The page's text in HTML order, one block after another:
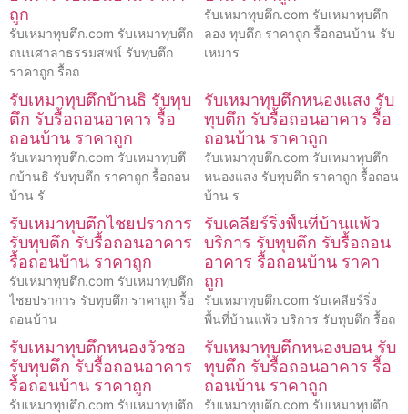
ถูก
รับเหมาทุบตึก.com รับเหมาทุบตึก
ถนนศาลาธรรมสพน์ รับทุบตึก
ราคาถูก รื้อถ
รับเหมาทุบตึก.com รับเหมาทุบตึก
ลอง ทุบตึก ราคาถูก รื้อถอนบ้าน รับ
เหมาร
รับเหมาทุบตึกบ้านธิ รับทุบ
ตึก รับรื้อถอนอาคาร รื้อ
ถอนบ้าน ราคาถูก
รับเหมาทุบตึก.com รับเหมาทุบตึ
กบ้านธิ รับทุบตึก ราคาถูก รื้อถอน
บ้าน รั
รับเหมาทุบตึกหนองแสง รับ
ทุบตึก รับรื้อถอนอาคาร รื้อ
ถอนบ้าน ราคาถูก
รับเหมาทุบตึก.com รับเหมาทุบตึก
หนองแสง รับทุบตึก ราคาถูก รื้อถอน
บ้าน ร
รับเหมาทุบตึกไชยปราการ
รับทุบตึก รับรื้อถอนอาคาร
รื้อถอนบ้าน ราคาถูก
รับเหมาทุบตึก.com รับเหมาทุบตึก
ไชยปราการ รับทุบตึก ราคาถูก รื้อ
ถอนบ้าน
รับเคลียร์ริ่งพื้นที่บ้านแพ้ว
บริการ รับทุบตึก รับรื้อถอน
อาคาร รื้อถอนบ้าน ราคา
ถูก
รับเหมาทุบตึก.com รับเคลียร์ริ่ง
พื้นที่บ้านแพ้ว บริการ รับทุบตึก รื้อถ
รับเหมาทุบตึกหนองวัวซอ
รับทุบตึก รับรื้อถอนอาคาร
รื้อถอนบ้าน ราคาถูก
รับเหมาทุบตึก.com รับเหมาทุบตึก
รับเหมาทุบตึกหนองบอน รับ
ทุบตึก รับรื้อถอนอาคาร รื้อ
ถอนบ้าน ราคาถูก
รับเหมาทุบตึก.com รับเหมาทุบตึก